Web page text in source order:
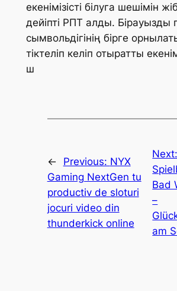
екенімізісті білуга шешімін
дейіпті РПТ алды. Бірауызды
сымвольдігінің бірге
тіктеліп келіп отыратты
ш
← Previous: NYX
Gaming NextGen tu
productiv de sloturi
jocuri video din
thunderkick online
Next:
Bad
–
am